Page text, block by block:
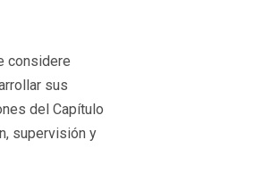
considere
sus
del Capítulo
supervisión y